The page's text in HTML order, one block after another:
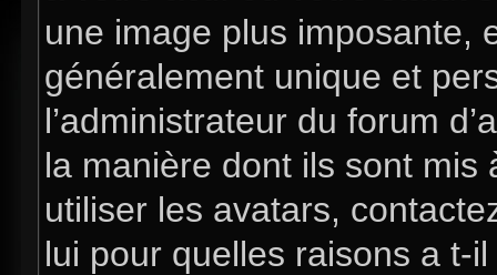
une image plus imposante,
généralement unique et
l’administrateur du forum
la manière dont ils sont mis
utiliser les avatars,
lui pour quelles raisons a t-